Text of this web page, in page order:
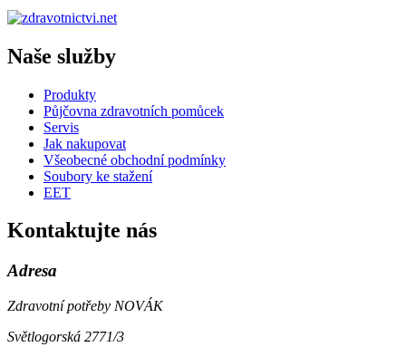
Naše služby
Produkty
Půjčovna zdravotních pomůcek
Servis
Jak nakupovat
Všeobecné obchodní podmínky
Soubory ke stažení
EET
Kontaktujte nás
Adresa
Zdravotní potřeby NOVÁK
Světlogorská 2771/3